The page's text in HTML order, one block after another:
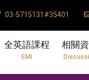
03-5715131#35401
全英語課程
EMI
相關